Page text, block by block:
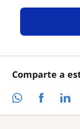
Comparte a